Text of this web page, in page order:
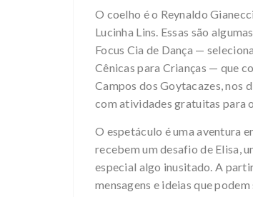
O coelho é o Reynaldo
Lucinha Lins. Essas são
Focus Cia de Dança —
Cênicas para Crianças — que
Campos dos Goytacazes, nos
com atividades gratuitas para
O espetáculo é uma aventura
recebem um desafio de Elisa,
especial algo inusitado. A
mensagens e ideias que